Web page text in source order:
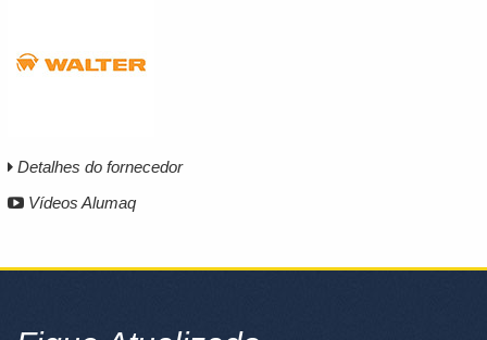
Detalhes do fornecedor
Vídeos Alumaq